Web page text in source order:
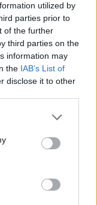
utilized by
parties prior to
of the further
third parties on the
information may
the IAB’s List of
disclose it to other
Ανεμολόγιο